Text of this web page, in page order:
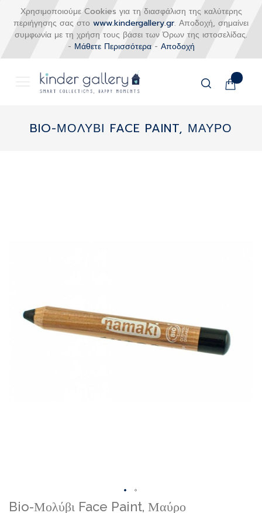
Χρησιμοποιούμε Cookies για τη διασφάλιση της καλύτερης
περιήγησης σας στο www.kindergallery.gr. Αποδοχή, σημαίνει
συμφωνία με τη χρήση τους βάσει των Όρων της ιστοσελίδας.
- Μάθετε Περισσότερα- Αποδοχή
Το
περιεχόμενο
BIO-ΜΟΛΥΒΙ FACE PAINT, ΜΑΥΡΟ
Bio-Μολύβι Face Paint, Μαύρο
Skip